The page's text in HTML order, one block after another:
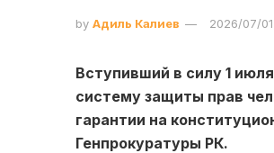
by Адиль Калиев 2026/07/01
Вступивший в силу 1
систему защиты прав
гарантии на
Генпрокуратуры РК.